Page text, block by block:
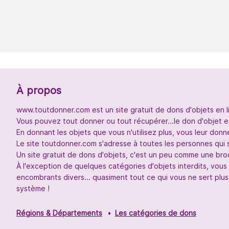
À propos
www.toutdonner.com est un site gratuit de dons d'objets en
Vous pouvez tout donner ou tout récupérer...le don d'objet
En donnant les objets que vous n'utilisez plus, vous leur
Le site toutdonner.com s'adresse à toutes les personnes
Un site gratuit de dons d'objets, c'est un peu comme une
À l'exception de quelques catégories d'objets interdits,
encombrants divers... quasiment tout ce qui vous ne sert
système !
Régions & Départements Les catégories de dons